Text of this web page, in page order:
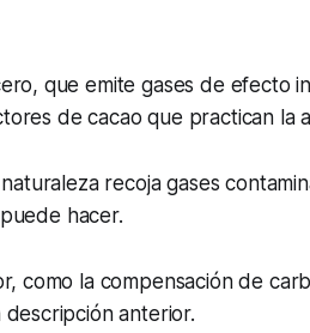
que emite gases de efecto
de cacao que practican la
recoja gases
hacer.
como la compensación de
anterior.